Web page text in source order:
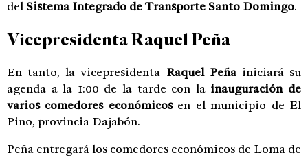
del Sistema Integrado de Transporte Santo Domingo.
VicepresidentaRaquel Peña
En tanto, la vicepresidenta Raquel Peñainiciará su
agenda a la 1:00 de la tarde con la inauguración de
varios comedores económicosen el municipio de El
Pino, provincia Dajabón.
Peña entregará los comedores económicos de Loma de